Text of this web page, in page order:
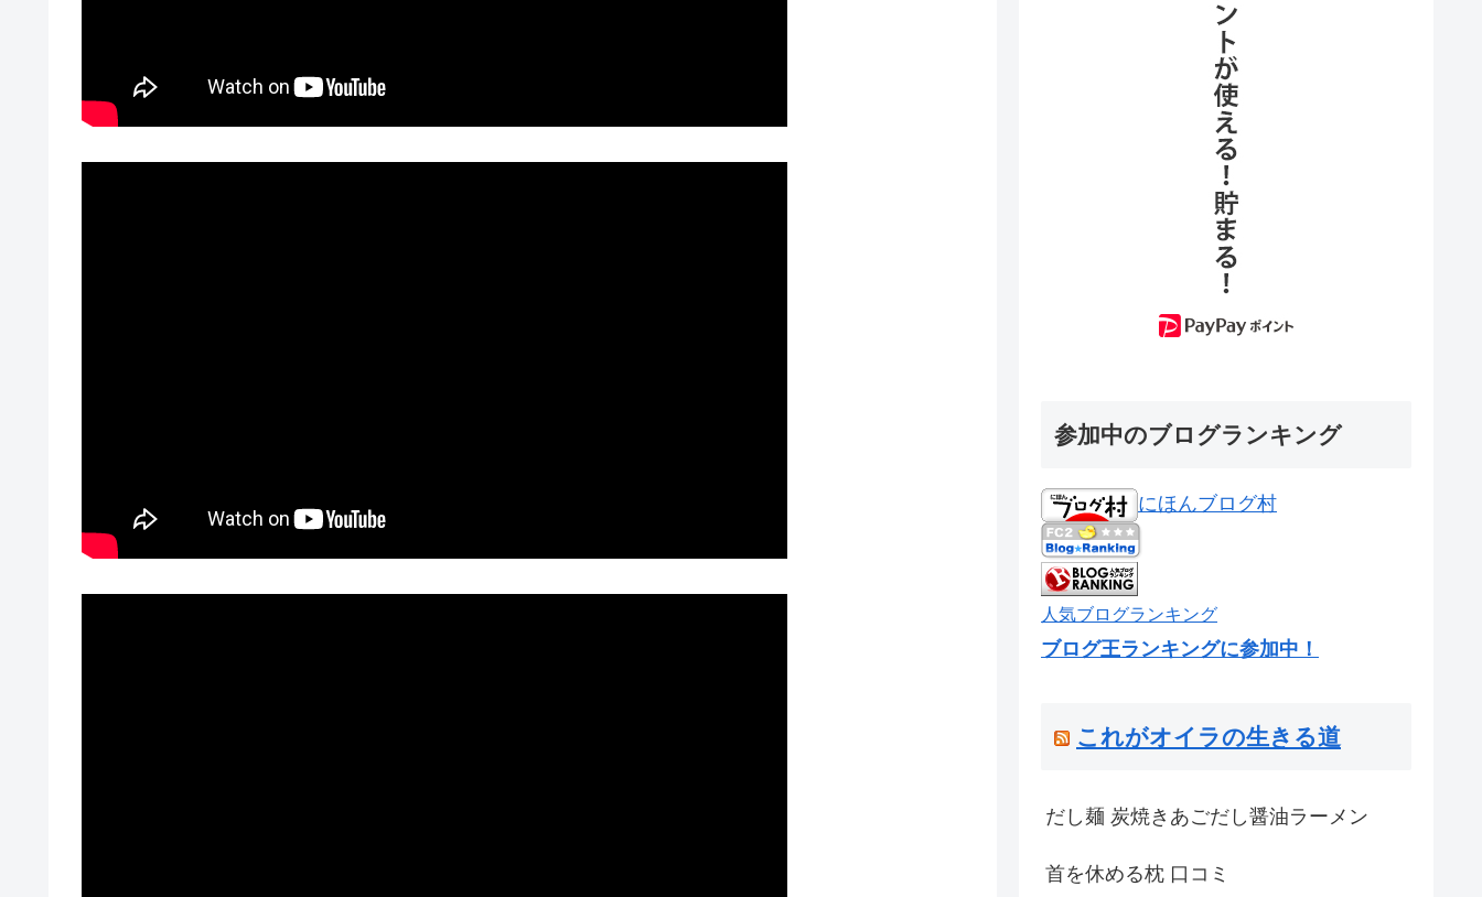
参加中のブログランキング
にほんブログ村
人気ブログランキング
ブログ王ランキングに参加中！
これがオイラの生きる道
だし麺 炭焼きあごだし醤油ラーメン
首を休める枕 口コミ